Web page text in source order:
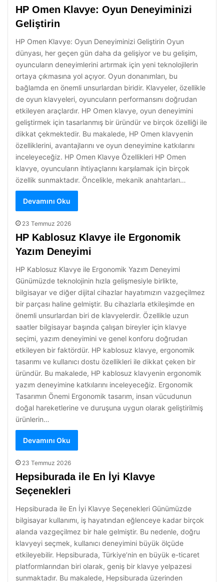
HP Omen Klavye: Oyun Deneyiminizi
Geliştirin
HP Omen Klavye: Oyun Deneyiminizi Geliştirin Oyun
dünyası, her geçen gün daha da gelişiyor ve bu gelişim,
oyuncuların deneyimlerini artırmak için yeni teknolojilerin
ortaya çıkmasına yol açıyor. Oyun donanımları, bu
bağlamda en önemli unsurlardan biridir. Klavyeler, özellikle
de oyun klavyeleri, oyuncuların performansını doğrudan
etkileyen araçlardır. HP Omen klavye, oyun deneyimini
geliştirmek için tasarlanmış bir üründür ve birçok özelliği ile
dikkat çekmektedir. Bu makalede, HP Omen klavyenin
özelliklerini, avantajlarını ve oyun deneyimine katkılarını
inceleyeceğiz. HP Omen Klavye Özellikleri HP Omen
klavye, oyuncuların ihtiyaçlarını karşılamak için birçok
özellik sunmaktadır. Öncelikle, mekanik anahtarları…
Devamını Oku
23 Temmuz 2026
HP Kablosuz Klavye ile Ergonomik
Yazım Deneyimi
HP Kablosuz Klavye ile Ergonomik Yazım Deneyimi
Günümüzde teknolojinin hızla gelişmesiyle birlikte,
bilgisayar ve diğer dijital cihazlar hayatımızın vazgeçilmez
bir parçası haline gelmiştir. Bu cihazlarla etkileşimde en
önemli unsurlardan biri de klavyelerdir. Özellikle uzun
saatler bilgisayar başında çalışan bireyler için klavye
seçimi, yazım deneyimini ve genel konforu doğrudan
etkileyen bir faktördür. HP kablosuz klavye, ergonomik
tasarımı ve kullanıcı dostu özellikleri ile dikkat çeken bir
üründür. Bu makalede, HP kablosuz klavyenin ergonomik
yazım deneyimine katkılarını inceleyeceğiz. Ergonomik
Tasarımın Önemi Ergonomik tasarım, insan vücudunun
doğal hareketlerine ve duruşuna uygun olarak geliştirilmiş
ürünlerin…
Devamını Oku
23 Temmuz 2026
Hepsiburada ile En İyi Klavye
Seçenekleri
Hepsiburada ile En İyi Klavye Seçenekleri Günümüzde
bilgisayar kullanımı, iş hayatından eğlenceye kadar birçok
alanda vazgeçilmez bir hale gelmiştir. Bu nedenle, doğru
klavyeyi seçmek, kullanıcı deneyimini büyük ölçüde
etkileyebilir. Hepsiburada, Türkiye’nin en büyük e-ticaret
platformlarından biri olarak, geniş bir klavye yelpazesi
sunmaktadır. Bu makalede, Hepsiburada üzerinden